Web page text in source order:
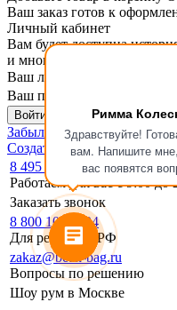
Римма
Здравствуйте!
вам. Напишите
вас появятся
Ваш заказ готов к
Личный кабинет
Вам будет доступна
и многое другое.
Ваш логин
Ваш пароль
Войти в личный кабинет
Забыли пароль?
Создать личный кабинет
8 495 133-17-19
Работаем для вас с 9:00 до
Заказать звонок
8 800 1000 994
Для регионов РФ
zakaz@bean-bag.ru
Вопросы по решению
Шоу рум в Москве